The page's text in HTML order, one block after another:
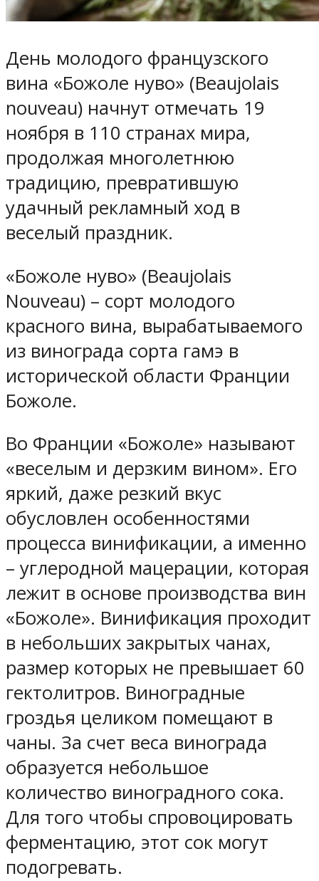
День молодого французского
вина «Божоле нуво» (Beaujolais
nouveau) начнут отмечать 19
ноября в 110 странах мира,
продолжая многолетнюю
традицию, превратившую
удачный рекламный ход в
веселый праздник.
«Божоле нуво» (Beaujolais
Nouveau) – сорт молодого
красного вина, вырабатываемого
из винограда сорта гамэ в
исторической области Франции
Божоле.
Во Франции «Божоле» называют
«веселым и дерзким вином». Его
яркий, даже резкий вкус
обусловлен особенностями
процесса винификации, а именно
– углеродной мацерации, которая
лежит в основе производства вин
«Божоле». Винификация проходит
в небольших закрытых чанах,
размер которых не превышает 60
гектолитров. Виноградные
гроздья целиком помещают в
чаны. За счет веса винограда
образуется небольшое
количество виноградного сока.
Для того чтобы спровоцировать
ферментацию, этот сок могут
подогревать.